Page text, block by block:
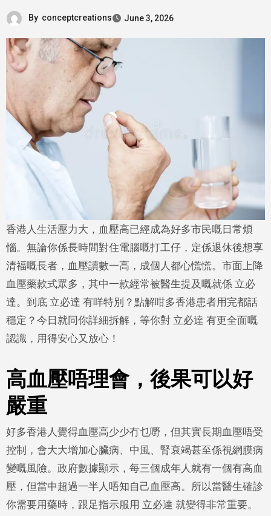
By conceptcreations June 3, 2026
香港人生活壓力大，血壓高已經成為好多市民嘅日常煩
惱。無論你係長時間對住電腦嘅打工仔，定係退休後想享
清福嘅長者，血壓讀數一高，成個人都心慌慌。市面上降
血壓藥款式眾多，其中一款經常被醫生提及嘅就係 立必
達。到底 立必達 有咩特別？點解咁多香港患者用完都話
穩定？今日就同你詳細拆解，等你對 立必達 有更全面嘅
認識，用得安心又放心！
高血壓唔理會，後果可以好
嚴重
好多香港人覺得血壓高少少冇乜嘢，但其實長期血壓唔受
控制，會大大增加心臟病、中風、腎衰竭甚至係視網膜病
變嘅風險。政府數據顯示，每三個成年人就有一個有高血
壓，但當中超過一半人唔知自己血壓高。所以當醫生確診
你需要用藥時，跟足指示服用 立必達 就變得非常重要。